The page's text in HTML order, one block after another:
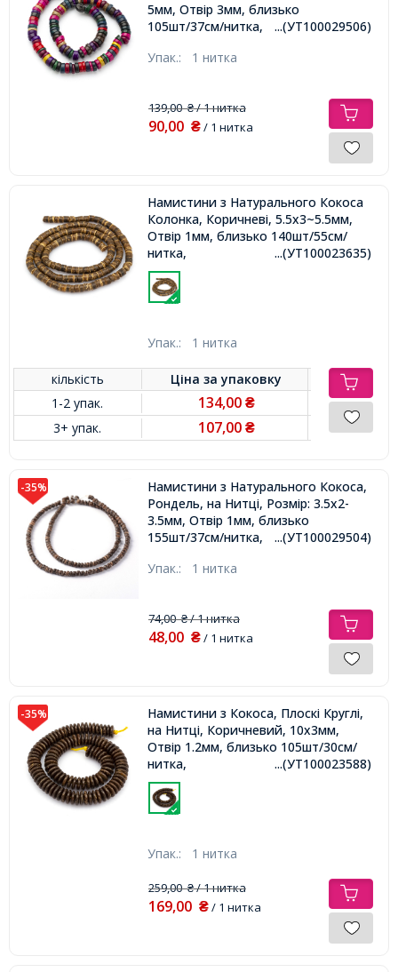
5мм, Отвір 3мм, близько
105шт/37см/нитка,
...(УТ100029506)
Упак.: 1 нитка
139,00₴/ 1 нитка
90,00 ₴/ 1 нитка
Намистини з Натурального Кокоса
Колонка, Коричневі, 5.5x3~5.5мм,
Отвір 1мм, близько 140шт/55см/
нитка,
...(УТ100023635)
Упак.: 1 нитка
кількість Ціна заупаковку
1-2 упак.
134,00 ₴
3+ упак. 107,00 ₴
-35%
Намистини з Натурального Кокоса,
Рондель, на Нитці, Розмір: 3.5х2-
3.5мм, Отвір 1мм, близько
155шт/37см/нитка,
...(УТ100029504)
Упак.: 1 нитка
74,00₴/ 1 нитка
48,00 ₴/ 1 нитка
-35%
Намистини з Кокоса, Плоскі Круглі,
на Нитці, Коричневий, 10x3мм,
Отвір 1.2мм, близько 105шт/30см/
нитка,
...(УТ100023588)
Упак.: 1 нитка
259,00₴/ 1 нитка
169,00 ₴/ 1 нитка